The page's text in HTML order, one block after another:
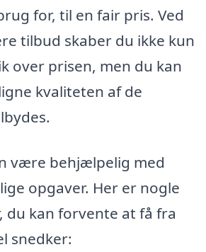
for, til en fair pris. Ved
tilbud skaber du ikke kun
over prisen, men du kan
kvaliteten af de
være behjælpelig med
opgaver. Her er nogle
du kan forvente at få fra
snedker: